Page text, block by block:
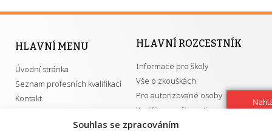
Souhlas se zpracováním
HLAVNÍ MENU
Úvodní stránka
Seznam profesních kvalifikací
Kontakt
HLAVNÍ ROZCESTNÍK
Informace pro školy
Vše o zkouškách
Pro autorizované osoby
Kvalifikace a živnosti